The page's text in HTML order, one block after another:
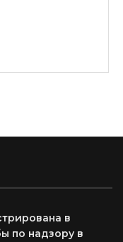
в
по надзору в